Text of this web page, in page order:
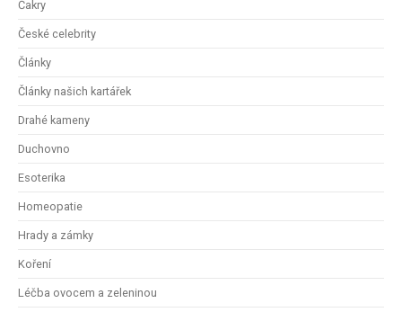
Čakry
České celebrity
Články
Články našich kartářek
Drahé kameny
Duchovno
Esoterika
Homeopatie
Hrady a zámky
Koření
Léčba ovocem a zeleninou